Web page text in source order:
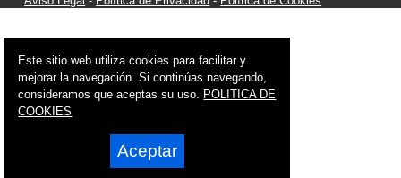
Este sitio web utiliza cookies para facilitar y
mejorar la navegación. Si continúas navegando,
consideramos que aceptas su uso. POLITICA DE
COOKIES
Aceptar